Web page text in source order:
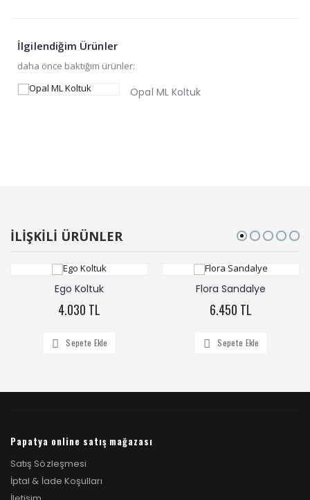
İlgilendiğim Ürünler
daha önce baktığım ürünler:
Opal ML Koltuk
İLİŞKİLİ ÜRÜNLER
Ego Koltuk
4.030 TL
Sepete Ekle
Flora Sandalye
6.450 TL
Sepete Ekle
Papatya online satış mağazası
Satış Sözleşmesi
İptal & İade Koşulları